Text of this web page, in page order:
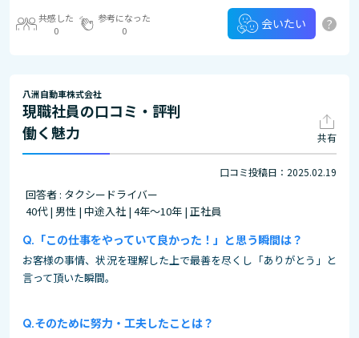
共感した
0
参考になった
0
会いたい ?
八洲自動車株式会社
現職社員の口コミ・評判
働く魅力
共有
口コミ投稿日：2025.02.19
回答者 : タクシードライバー
40代 | 男性 | 中途入社 | 4年～10年 | 正社員
「この仕事をやっていて良かった！」と思う瞬間は？
お客様の事情、状況を理解した上で最善を尽くし「ありがとう」と
言って頂いた瞬間。
そのために努力・工夫したことは？